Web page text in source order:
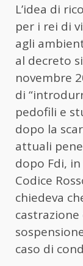
L’idea di
per i rei di
agli
al decreto
novembre
di
pedofili e
dopo la
attuali pene
dopo Fdi,
Codice
chiedeva
castrazione
caso di